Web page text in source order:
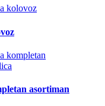
asortiman